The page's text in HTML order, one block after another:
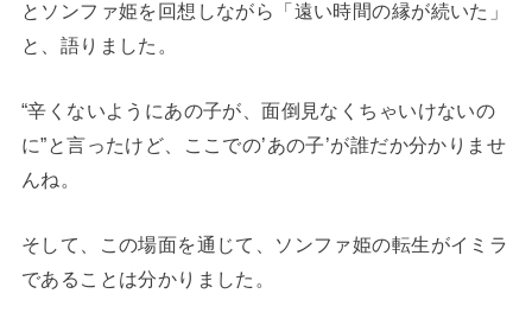
とソンファ姫を回想しながら「遠い時間の縁が続いた」
と、語りました。
“辛くないようにあの子が、面倒見なくちゃいけないの
に”と言ったけど、ここでの’あの子’が誰だか分かりませ
んね。
そして、この場面を通じて、ソンファ姫の転生がイミラ
であることは分かりました。